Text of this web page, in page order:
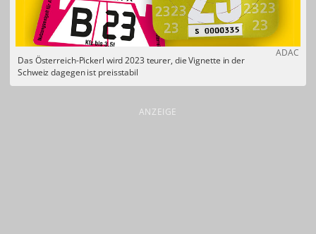
ADAC
Das Österreich-Pickerl wird 2023 teurer, die Vignette in der
Schweiz dagegen ist preisstabil
ANZEIGE